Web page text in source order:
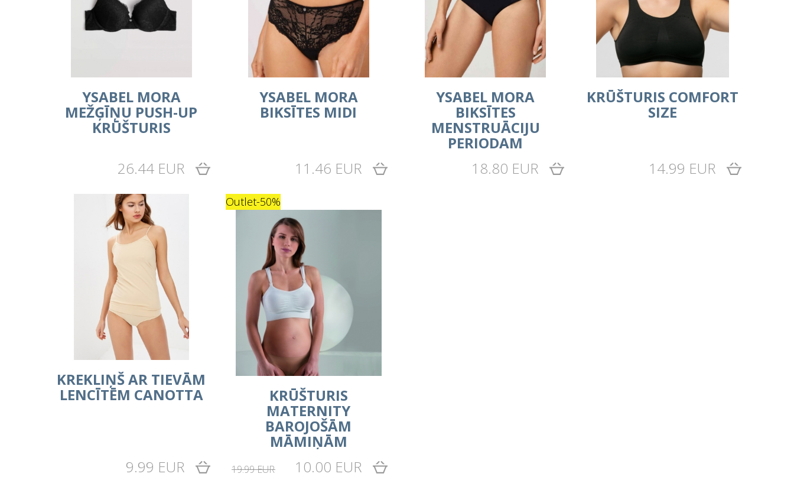
YSABEL MORA
MEŽĢĪŅU PUSH-UP
KRŪŠTURIS
26.44 EUR
YSABEL MORA
BIKSĪTES MIDI
11.46 EUR
YSABEL MORA
BIKSĪTES
MENSTRUĀCIJU
PERIODAM
18.80 EUR
KRŪŠTURIS COMFORT
SIZE
14.99 EUR
KREKLIŅŠ AR TIEVĀM
LENCĪTĒM CANOTTA
9.99 EUR
Outlet-50%
KRŪŠTURIS
MATERNITY
BAROJOŠĀM
MĀMIŅĀM
19.99 EUR 10.00 EUR